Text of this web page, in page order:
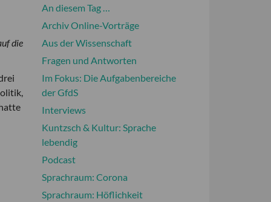
die
An diesem Tag …
Archiv Online-Vorträge
Aus der Wissenschaft
Fragen und Antworten
Im Fokus: Die Aufgabenbereiche
der GfdS
Interviews
Kuntzsch & Kultur: Sprache
lebendig
Podcast
Sprachraum: Corona
Sprachraum: Höflichkeit